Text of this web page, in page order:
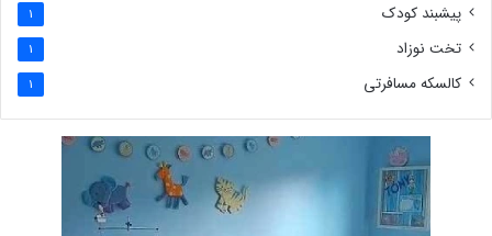
پیشبند کودک 1
تخت نوزاد 1
کالسکه مسافرتی 1